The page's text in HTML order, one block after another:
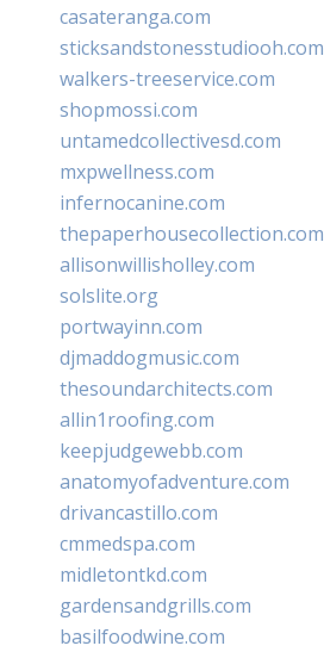
casateranga.com
sticksandstonesstudiooh.com
walkers-treeservice.com
shopmossi.com
untamedcollectivesd.com
mxpwellness.com
infernocanine.com
thepaperhousecollection.com
allisonwillisholley.com
solslite.org
portwayinn.com
djmaddogmusic.com
thesoundarchitects.com
allin1roofing.com
keepjudgewebb.com
anatomyofadventure.com
drivancastillo.com
cmmedspa.com
midletontkd.com
gardensandgrills.com
basilfoodwine.com